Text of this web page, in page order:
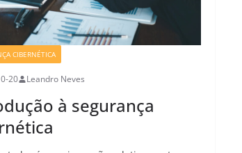
CIBERNÉTICA
20 Leandro Neves
à segurança